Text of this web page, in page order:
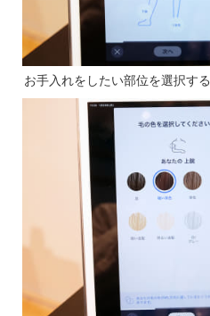
お手入れをしたい部位を選択する